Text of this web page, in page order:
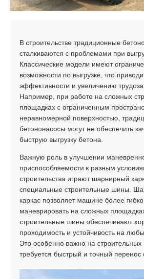
В строительстве традиционные
сталкиваются с проблемами при
Классические модели имеют
возможности по выгрузке, что
эффективности и увеличению
Например, при работе на сложных
площадках с ограниченным
неравномерной поверхностью,
бетононасосы могут не обеспечить
быструю выгрузку бетона.
Важную роль в улучшении
приспособляемости к разным
строительства играют шарнирный
специальные строительные шины.
каркас позволяет машине более гибко
маневрировать на сложных
строительные шины обеспечивают
проходимость и устойчивость на
Это особенно важно на строительных
требуется быстрый и точный перенос